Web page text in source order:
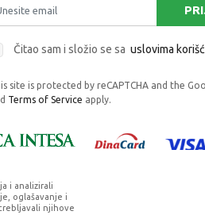
Čitao sam i složio se sa uslovima
site is protected by reCAPTCHA and the
Terms of Service apply.
i analizirali
oglašavanje i
njihove